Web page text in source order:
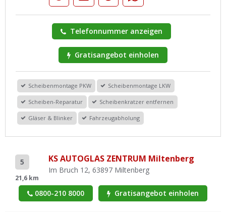
Telefonnummer anzeigen
Gratisangebot einholen
Scheibenmontage PKW Scheibenmontage LKW
Scheiben-Reparatur Scheibenkratzer entfernen
Gläser & Blinker Fahrzeugabholung
5
21,6 km
KS AUTOGLAS ZENTRUM Miltenberg
Im Bruch 12, 63897 Miltenberg
0800-210 8000 Gratisangebot einholen